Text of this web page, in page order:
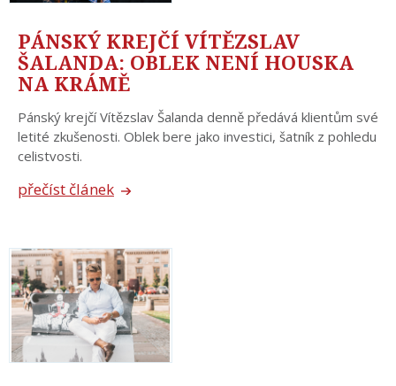
PÁNSKÝ KREJČÍ VÍTĚZSLAV
ŠALANDA: OBLEK NENÍ HOUSKA
NA KRÁMĚ
Pánský krejčí Vítězslav Šalanda denně předává klientům své
letité zkušenosti. Oblek bere jako investici, šatník z pohledu
celistvosti.
přečíst článek